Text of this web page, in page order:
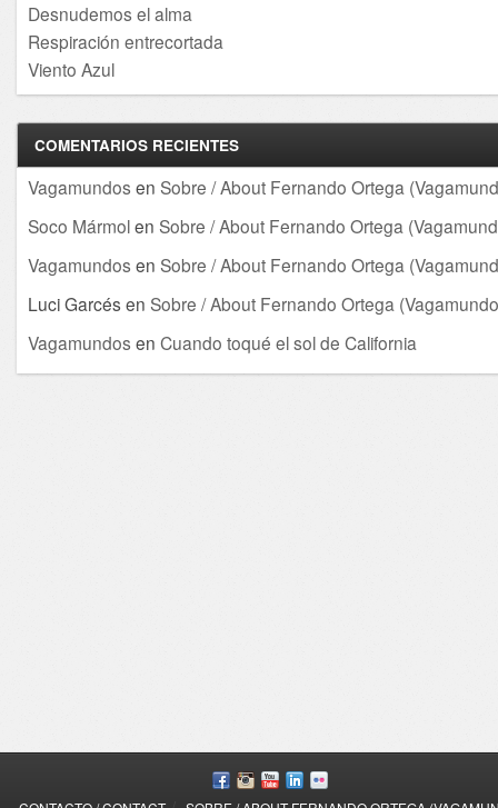
Desnudemos el alma
Respiración entrecortada
Viento Azul
COMENTARIOS RECIENTES
Vagamundos en Sobre / About Fernando Ortega
Soco Mármolen Sobre / About Fernando Ortega
Vagamundos en Sobre / About Fernando Ortega
Luci Garcés en Sobre / About Fernando Ortega
Vagamundos en Cuando toqué el sol de California